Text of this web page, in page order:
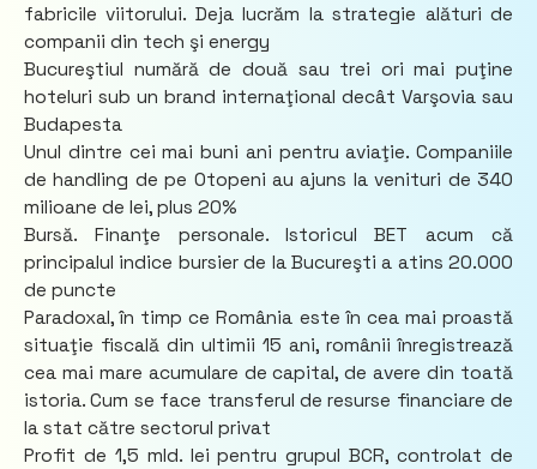
fabricile viitorului. Deja lucrăm la strategie alături de
companii din tech şi energy
Bucureştiul numără de două sau trei ori mai puţine
hoteluri sub un brand internaţional decât Varşovia sau
Budapesta
Unul dintre cei mai buni ani pentru aviaţie. Companiile
de handling de pe Otopeni au ajuns la venituri de 340
milioane de lei, plus 20%
Bursă. Finanţe personale. Istoricul BET acum că
principalul indice bursier de la Bucureşti a atins 20.000
de puncte
Paradoxal, în timp ce România este în cea mai proastă
situaţie fiscală din ultimii 15 ani, românii înregistrează
cea mai mare acumulare de capital, de avere din toată
istoria. Cum se face transferul de resurse financiare de
la stat către sectorul privat
Profit de 1,5 mld. lei pentru grupul BCR, controlat de